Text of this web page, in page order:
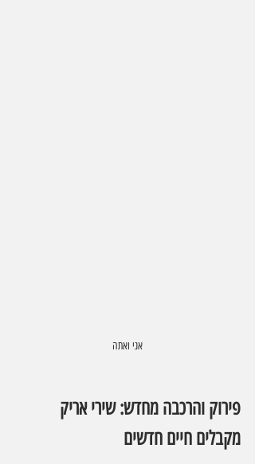
אני ואתה
פירוק והרכבה מחדש: שירי אריק
מקבלים חיים חדשים